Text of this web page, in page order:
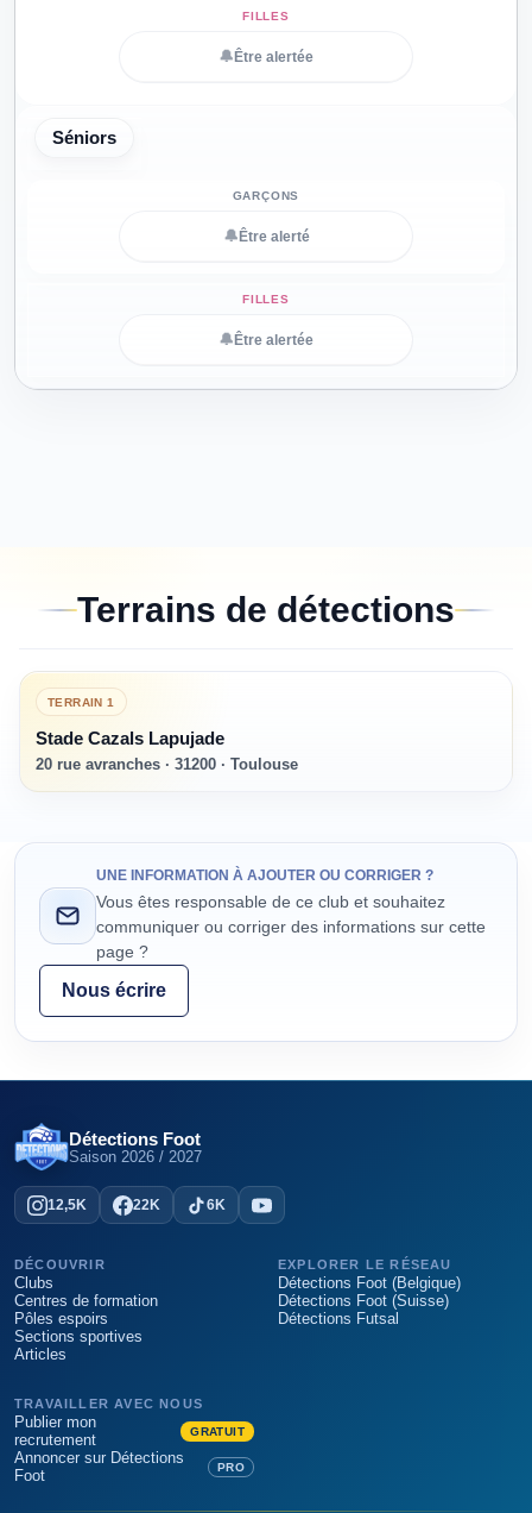
Terrains de détections
TERRAIN1
Stade Cazals Lapujade
20 rue avranches · 31200 · Toulouse
🔔 Être alertée
Séniors
🔔 Être alerté
🔔 Être alertée
UNE INFORMATION À AJOUTER OU CORRIGER ?
Vous êtes responsable de ce club et souhaitez
communiquer ou corriger des informations sur cette
page ?
Nous écrire
Détections Foot
Saison 2026 / 2027
12,5K 22K 6K
DÉCOUVRIR
Clubs
Centres de formation
Pôles espoirs
Sections sportives
Articles
EXPLORER LE RÉSEAU
Détections Foot (Belgique)
Détections Foot (Suisse)
Détections Futsal
TRAVAILLER AVEC NOUS
Publier mon
recrutement
GRATUIT
Annoncer sur Détections
Foot
PRO